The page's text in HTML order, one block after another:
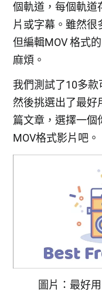
個軌道，每個軌道
片或字幕。雖然很
但編輯MOV 格式
麻煩。
我們測試了10多款
然後挑選出了最好
篇文章，選擇一個
MOV格式影片吧。
圖片：最好